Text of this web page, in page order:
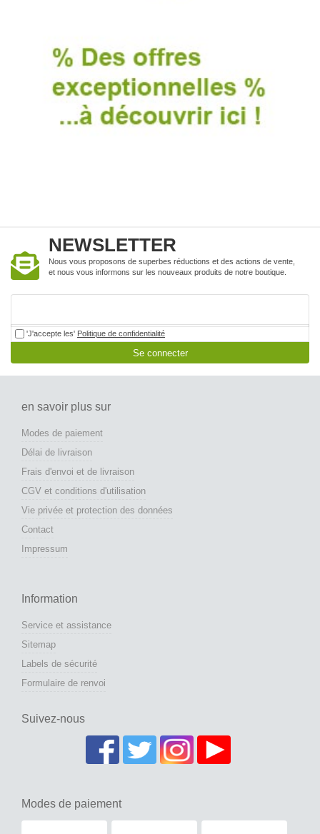
NEWSLETTER
Nous vous proposons de superbes réductions et des actions de vente,
et nous vous informons sur les nouveaux produits de notre boutique.
'J'accepte les' Politique de confidentialité
Se connecter
en savoir plus sur
Modes de paiement
Délai de livraison
Frais d'envoi et de livraison
CGV et conditions d'utilisation
Vie privée et protection des données
Contact
Impressum
Information
Service et assistance
Sitemap
Labels de sécurité
Formulaire de renvoi
Suivez-nous
Modes de paiement